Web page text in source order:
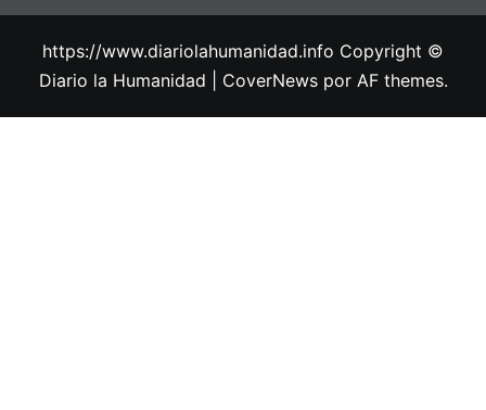
https://www.diariolahumanidad.info Copyright ©
Diario la Humanidad
CoverNewspor AF themes.